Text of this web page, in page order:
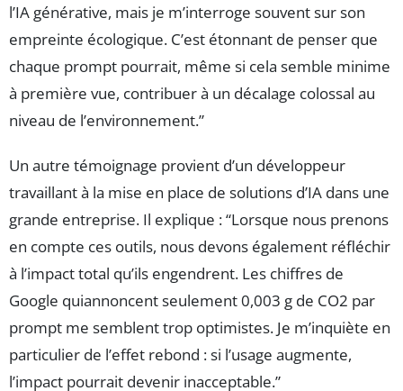
l’IA générative, mais je m’interroge souvent sur son
empreinte écologique. C’est étonnant de penser que
chaque prompt pourrait, même si cela semble minime
à première vue, contribuer à un décalage colossal au
niveau de l’environnement.”
Un autre témoignage provient d’un développeur
travaillant à la mise en place de solutions d’IA dans une
grande entreprise. Il explique : “Lorsque nous prenons
en compte ces outils, nous devons également réfléchir
à l’impact total qu’ils engendrent. Les chiffres de
Google quiannoncent seulement 0,003 g de CO2 par
prompt me semblent trop optimistes. Je m’inquiète en
particulier de l’effet rebond : si l’usage augmente,
l’impact pourrait devenir inacceptable.”